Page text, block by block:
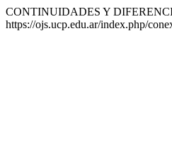
CONTINUIDADES Y
https://ojs.ucp.edu.ar/index.php/